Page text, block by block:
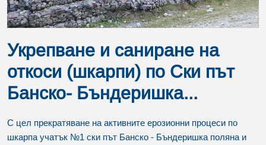
Укрепване и саниране на
откоси (шкарпи) по Ски път
Банско- Бъндеришка...
С цел прекратяване на активните ерозионни процеси по
шкарпа учатък №1 ски път Банско - Бъндеришка поляна и